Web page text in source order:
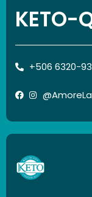
KETO-
+506 6320-